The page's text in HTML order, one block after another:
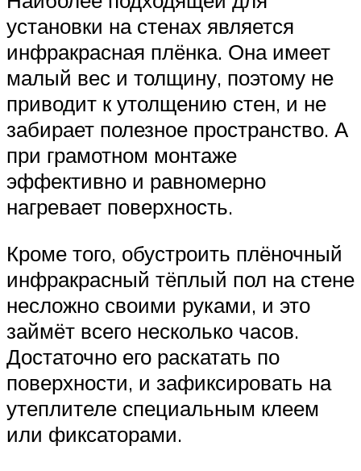
установки на стенах является
инфракрасная плёнка. Она имеет
малый вес и толщину, поэтому не
приводит к утолщению стен, и не
забирает полезное пространство. А
при грамотном монтаже
эффективно и равномерно
нагревает поверхность.
Кроме того, обустроить плёночный
инфракрасный тёплый пол на стене
несложно своими руками, и это
займёт всего несколько часов.
Достаточно его раскатать по
поверхности, и зафиксировать на
утеплителе специальным клеем
или фиксаторами.